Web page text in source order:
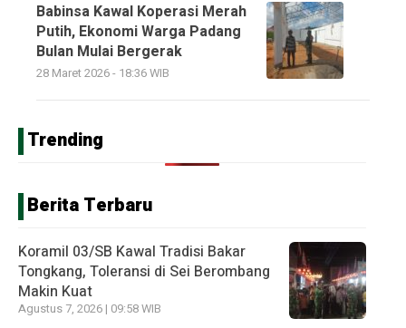
Babinsa Kawal Koperasi Merah
Putih, Ekonomi Warga Padang
Bulan Mulai Bergerak
28 Maret 2026 - 18:36 WIB
Trending
Berita Terbaru
Koramil 03/SB Kawal Tradisi Bakar
Tongkang, Toleransi di Sei Berombang
Makin Kuat
Agustus 7, 2026 | 09:58 WIB